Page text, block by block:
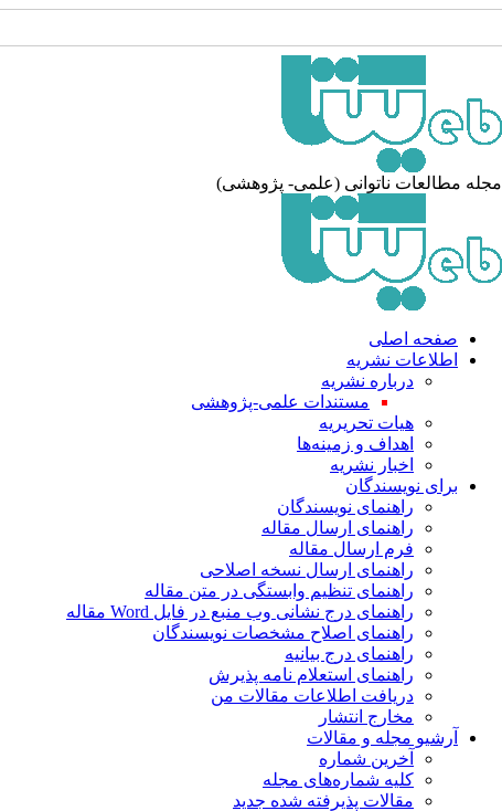
مجله مطالعات ناتوانی (علمی- پژوهشی)
صفحه اصلی
اطلاعات نشریه
درباره نشریه
مستندات علمی-پژوهشی
هیات تحریریه
اهداف و زمینه‌ها
اخبار نشریه
برای نویسندگان
راهنمای نویسندگان
راهنمای ارسال مقاله
فرم ارسال مقاله
راهنمای ارسال نسخه اصلاحی
راهنمای تنظیم وابستگی در متن مقاله
راهنمای درج نشانی وب منبع در فایل Word مقاله
راهنمای اصلاح مشخصات نویسندگان
راهنمای درج بیانیه
راهنمای استعلام نامه پذیرش
دریافت اطلاعات مقالات من
مخارج انتشار
آرشیو مجله و مقالات
آخرین شماره
کلیه شماره‌های مجله
مقالات پذیرفته شده جدید